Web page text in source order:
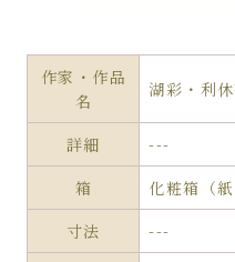
作家・作品
名
湖彩・利
詳細
---
箱
化粧箱（紙
寸法
---